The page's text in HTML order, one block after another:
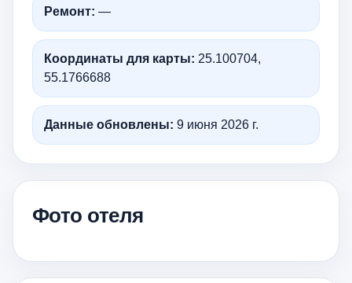
Ремонт: —
Координаты для карты: 25.100704,
55.1766688
Данные обновлены: 9 июня 2026 г.
Фото отеля